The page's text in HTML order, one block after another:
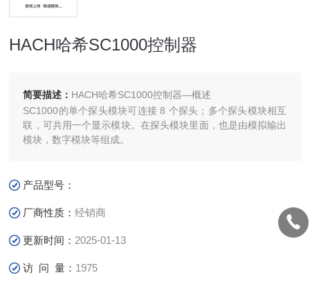
HACH哈希SC1000控制器
简要描述： HACH哈希SC1000控制器—概述
SC1000的单个探头模块可连接 8 个探头；多个探头模块相互
联，可共用一个显示模块。在探头模块里面，也是由模拟输出
模块，数字模块等组成。
产品型号：
厂商性质：经销商
更新时间： 2025-01-13
访 问 量： 1975